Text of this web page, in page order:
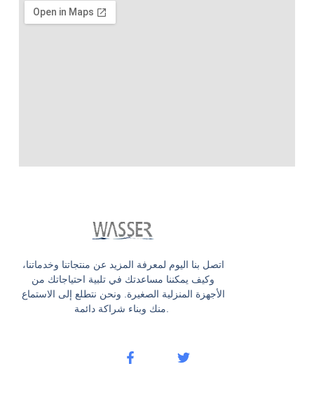
اتصل بنا اليوم لمعرفة المزيد عن منتجاتنا وخدماتنا،
وكيف يمكننا مساعدتك في تلبية احتياجاتك من
الأجهزة المنزلية الصغيرة. ونحن نتطلع إلى الاستماع
منك وبناء شراكة دائمة.